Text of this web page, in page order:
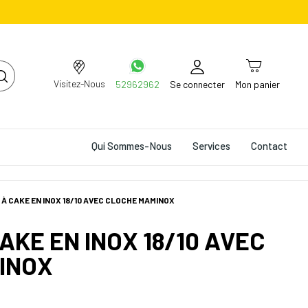
Visitez-Nous 52962962 Se connecter Mon panier
Qui Sommes-Nous Services Contact
CAKE EN INOX 18/10 AVEC CLOCHE MAMINOX
EN INOX 18/10 AVEC